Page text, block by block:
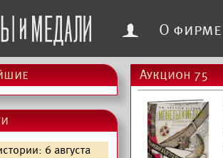
f О фирме
6 августа
Аукцион 75